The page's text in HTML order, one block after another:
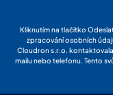
Kliknutím na tlačítko
zpracování osobních
Cloudron s.r.o.
mailu nebo telefonu. Tento